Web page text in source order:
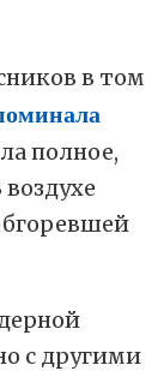
в том
полное,
c другими